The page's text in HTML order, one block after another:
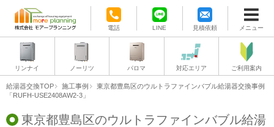
電話 LINE 見積依頼 メニュー
リンナイ ノーリツ パロマ 対応エリア ご利用案内
給湯器交換TOP 施工事例
東京都豊島区のウルトラファインバブル給湯器交換事例
「RUFH-USE2408AW2-3」
東京都豊島区のウルトラファインバブル給湯